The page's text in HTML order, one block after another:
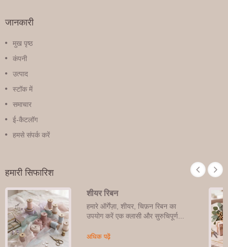
जानकारी
मुख पृष्ठ
कंपनी
उत्पाद
स्टॉक में
समाचार
ई-कैटलॉग
हमसे संपर्क करें
हमारी सिफारिश
शीयर रिबन
हमारे ऑर्गेंज़ा, शीयर, चिफ़न रिबन का
उपयोग करें एक क्लासी और सुरुचिपूर्ण...
अधिक पढ़ें